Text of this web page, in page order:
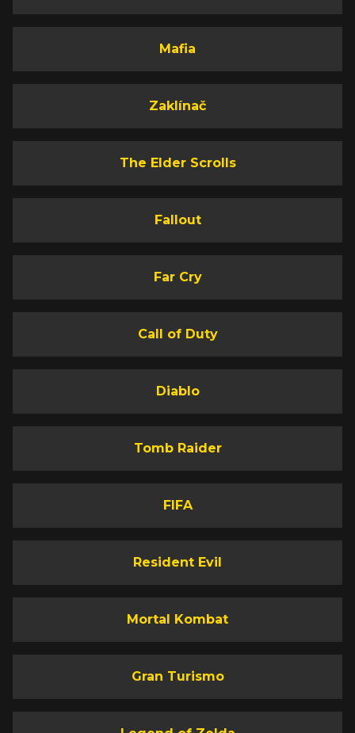
Mafia
Zaklínač
The Elder Scrolls
Fallout
Far Cry
Call of Duty
Diablo
Tomb Raider
FIFA
Resident Evil
Mortal Kombat
Gran Turismo